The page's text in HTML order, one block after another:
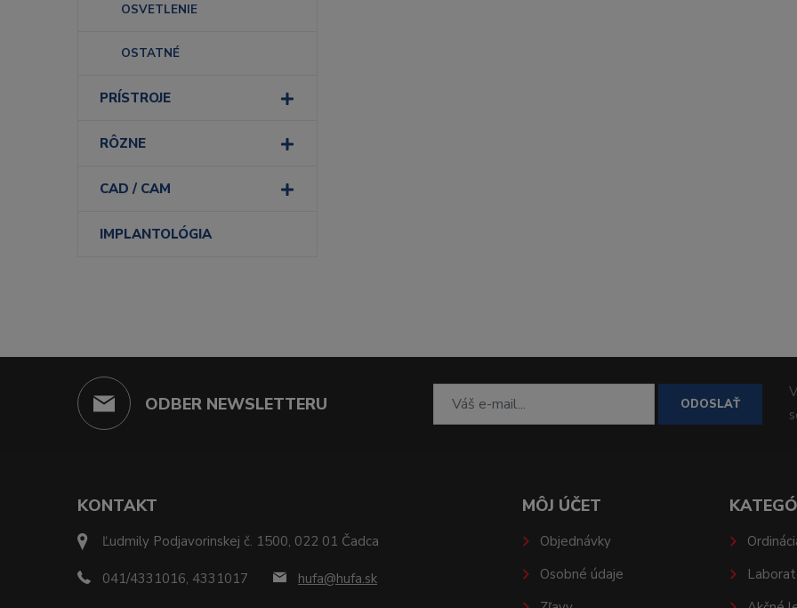
OSVETLENIE
OSTATNÉ
PRÍSTROJE
RÔZNE
CAD / CAM
IMPLANTOLÓGIA
ODBER NEWSLETTERU ODOSLAŤ
KONTAKT
Ľudmily Podjavorinskej č. 1500, 022 01 Čadca
041/4331016, 4331017 hufa@hufa.sk
MÔJ ÚČET
Objednávky
Osobné údaje